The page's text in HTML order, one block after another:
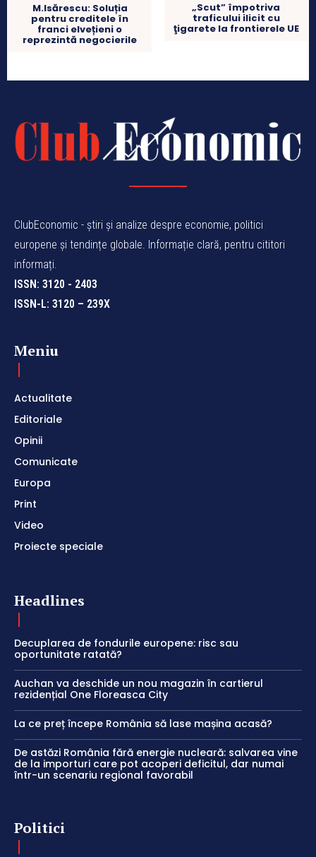
M.Isărescu: Soluția
pentru creditele în
franci elvețieni o
reprezintă negocierile
„Scut” împotriva
traficului ilicit cu
ţigarete la frontierele UE
ClubEconomic - știri și analize despre economie, politici
europene și tendințe globale. Informație clară, pentru cititori
informați.
ISSN: 3120 - 2403
ISSN-L: 3120 – 239X
Meniu
Actualitate
Editoriale
Opinii
Comunicate
Europa
Print
Video
Proiecte speciale
Headlines
Decuplarea de fondurile europene: risc sau
oportunitate ratată?
Auchan va deschide un nou magazin în cartierul
rezidențial One Floreasca City
La ce preț începe România să lase mașina acasă?
De astăzi România fără energie nucleară: salvarea vine
de la importuri care pot acoperi deficitul, dar numai
într-un scenariu regional favorabil
Politici